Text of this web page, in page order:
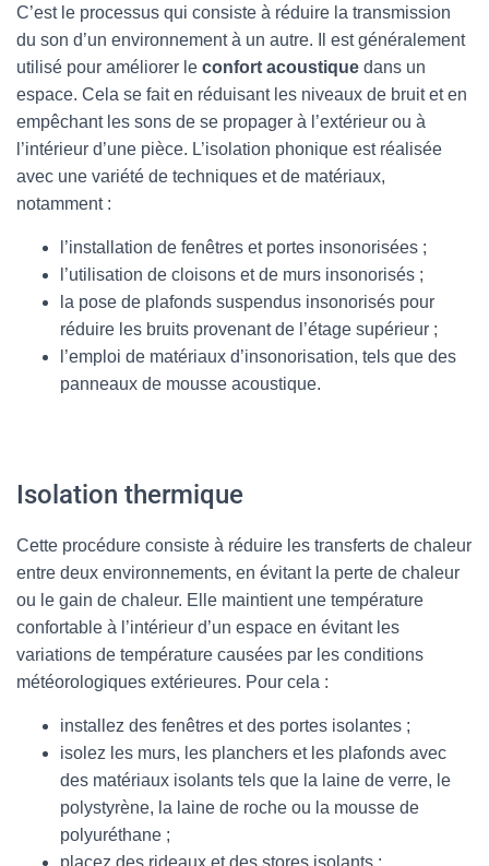
C’est le processus qui consiste à réduire la transmission
du son d’un environnement à un autre. Il est généralement
utilisé pour améliorer le confort acoustique dans un
espace. Cela se fait en réduisant les niveaux de bruit et en
empêchant les sons de se propager à l’extérieur ou à
l’intérieur d’une pièce. L’isolation phonique est réalisée
avec une variété de techniques et de matériaux,
notamment :
l’installation de fenêtres et portes insonorisées ;
l’utilisation de cloisons et de murs insonorisés ;
la pose de plafonds suspendus insonorisés pour
réduire les bruits provenant de l’étage supérieur ;
l’emploi de matériaux d’insonorisation, tels que des
panneaux de mousse acoustique.
Isolation thermique
Cette procédure consiste à réduire les transferts de chaleur
entre deux environnements, en évitant la perte de chaleur
ou le gain de chaleur. Elle maintient une température
confortable à l’intérieur d’un espace en évitant les
variations de température causées par les conditions
météorologiques extérieures. Pour cela :
installez des fenêtres et des portes isolantes ;
isolez les murs, les planchers et les plafonds avec
des matériaux isolants tels que la laine de verre, le
polystyrène, la laine de roche ou la mousse de
polyuréthane ;
placez des rideaux et des stores isolants ;